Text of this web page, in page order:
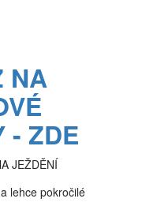
NA
- ZDE
JEŽDĚNÍ
lehce pokročilé